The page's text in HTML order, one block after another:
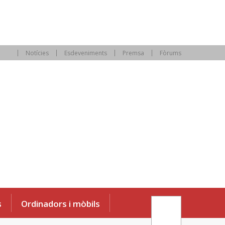
Notícies Esdeveniments Premsa Fòrums
Ordinadors i mòbils